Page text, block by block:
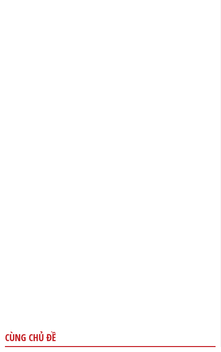
CÙNG CHỦ ĐỀ